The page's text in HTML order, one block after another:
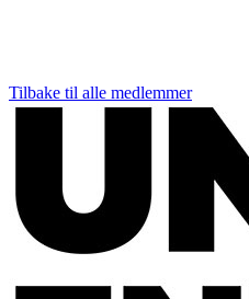
Tilbake til alle medlemmer